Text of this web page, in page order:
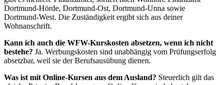
Dortmund-Hörde, Dortmund-Ost, Dortmund-Unna sowie
Dortmund-West. Die Zuständigkeit ergibt sich aus deiner
Wohnanschrift.
Kann ich auch die WFW-Kurskosten absetzen, wenn ich nicht
bestehe? Ja. Werbungskosten sind unabhängig vom Prüfungserfolg
absetzbar, weil sie der Berufsausübung dienen.
Was ist mit Online-Kursen aus dem Ausland? Steuerlich gilt das